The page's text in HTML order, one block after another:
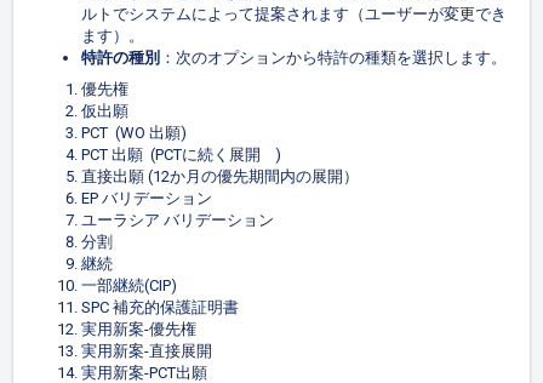
ルトでシステムによって提案されます（ユーザーが変更でき
ます）。
特許の種別 ：次のオプションから特許の種類を選択します。
優先権
仮出願
PCT (WO 出願)
PCT 出願 (PCTに続く展開 )
直接出願 (12か月の優先期間内の展開）
EP バリデーション
ユーラシア バリデーション
分割
継続
一部継続(CIP)
SPC 補充的保護証明書
実用新案-優先権
実用新案-直接展開
実用新案-PCT出願